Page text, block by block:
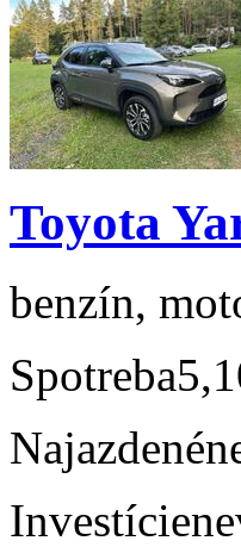
Toyota
benzín,
Spotreba
Najazdené
Investície